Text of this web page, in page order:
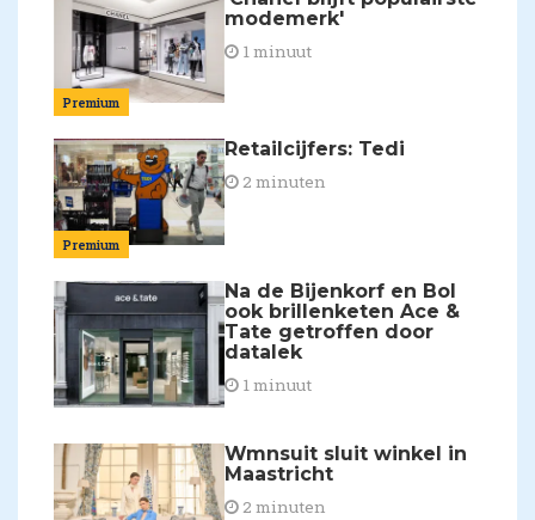
Premium
modemerk'
1 minuut
Premium
Retailcijfers: Tedi
2 minuten
Na de Bijenkorf en Bol
ook brillenketen Ace &
Tate getroffen door
datalek
1 minuut
Wmnsuit sluit winkel in
Maastricht
2 minuten